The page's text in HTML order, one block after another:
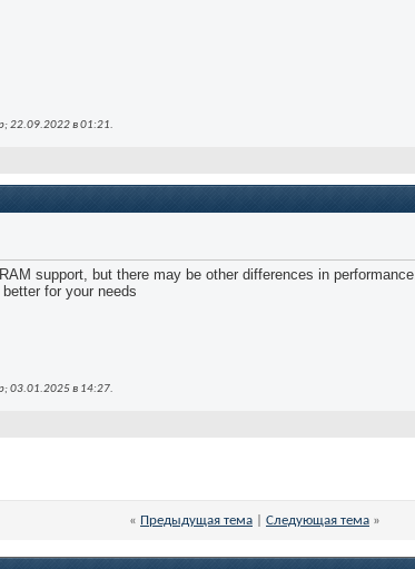
22.09.2022 в01:21.
support, but there may be other differences in
for your needs
03.01.2025 в 14:27.
« Предыдущая тема Следующая тема »